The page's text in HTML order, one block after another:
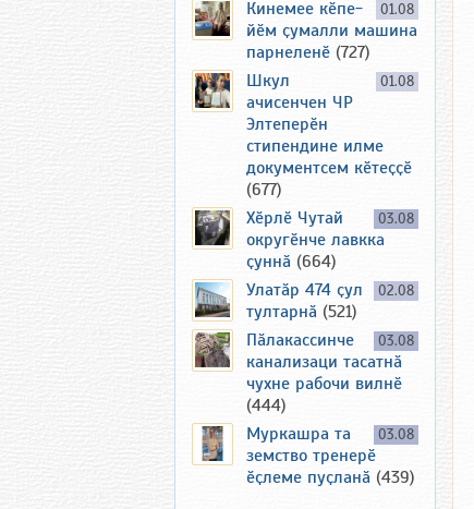
01.08
Кинемее кӗпе-
йӗм ҫумалли машина
парнеленӗ (727)
01.08
Шкул
ачисенчен ЧР
Элтеперӗн
стипендине илме
документсем кӗтеҫҫӗ
(677)
03.08
Хӗрлӗ Чутай
округӗнче лавкка
ҫуннӑ (664)
02.08
Улатӑр 474 ҫул
тултарнӑ (521)
03.08
Пӑлакассинче
канализаци тасатнӑ
чухне рабочи вилнӗ
(444)
03.08
Муркашра та
земство тренерӗ
ӗҫлеме пуҫланӑ (439)